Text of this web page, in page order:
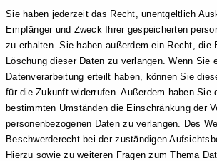
Sie haben jederzeit das Recht, unentgeltlich
Empfänger und Zweck Ihrer gespeicherten
zu erhalten. Sie haben außerdem ein Recht, die
Löschung dieser Daten zu verlangen. Wenn Sie
Datenverarbeitung erteilt haben, können Sie
für die Zukunft widerrufen. Außerdem haben Sie
bestimmten Umständen die Einschränkung der
personenbezogenen Daten zu verlangen. Des
Beschwerderecht bei der zuständigen
Hierzu sowie zu weiteren Fragen zum Thema